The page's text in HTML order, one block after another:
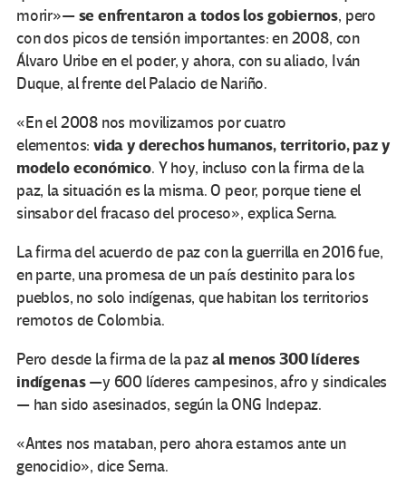
morir»—se enfrentaron a todos los gobiernos, pero
con dos picos de tensión importantes: en 2008, con
Álvaro Uribe en el poder, y ahora, con su aliado, Iván
Duque, al frente del Palacio de Nariño.
«En el 2008 nos movilizamos por cuatro
elementos:vida y derechos humanos, territorio, paz y
modelo económico. Y hoy, incluso con la firma de la
paz, la situación es la misma. O peor, porque tiene el
sinsabor del fracaso del proceso», explica Serna.
La firma del acuerdo de paz con la guerrilla en 2016 fue,
en parte, una promesa de un país destinito para los
pueblos, no solo indígenas, que habitan los territorios
remotos de Colombia.
Pero desde la firma de la pazal menos 300 líderes
indígenas—y 600 líderes campesinos, afro y sindicales
— han sido asesinados, según la ONG Indepaz.
«Antes nos mataban, pero ahora estamos ante un
genocidio», dice Serna.